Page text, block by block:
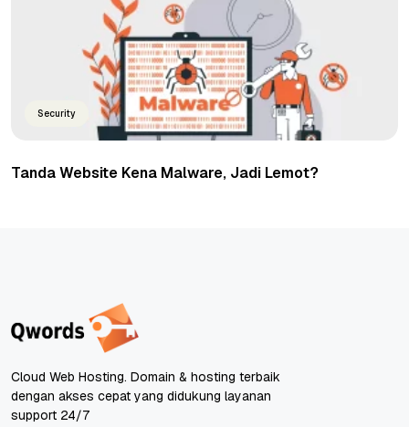
Security
Tanda Website Kena Malware, Jadi Lemot?
Cloud Web Hosting. Domain & hosting terbaik
dengan akses cepat yang didukung layanan
support 24/7